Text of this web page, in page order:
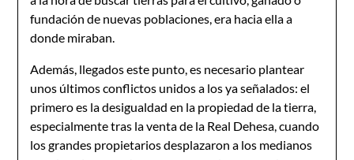
fundación de nuevas poblaciones, era hacia ella a
donde miraban.
Además, llegados este punto, es necesario plantear
unos últimos conflictos unidos a los ya señalados: el
primero es la desigualdad en la propiedad de la tierra,
especialmente tras la venta de la Real Dehesa, cuando
los grandes propietarios desplazaron a los medianos